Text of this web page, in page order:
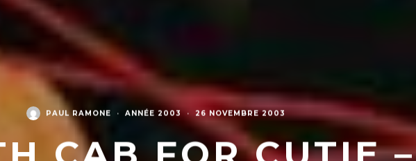
PAUL RAMONE · ANNÉE 2003 · 26 NOVEMBRE 2003